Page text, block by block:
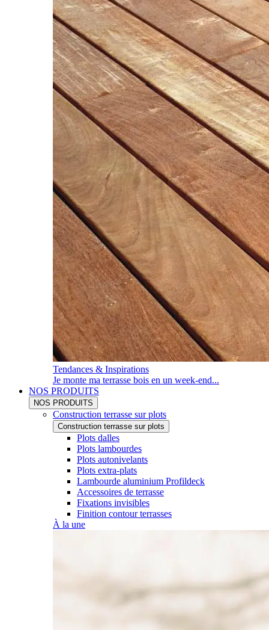
Tendances & Inspirations
Je monte ma terrasse bois en un week-end...
NOS PRODUITS
NOS PRODUITS
Construction terrasse sur plots
Construction terrasse sur plots
Plots dalles
Plots lambourdes
Plots autonivelants
Plots extra-plats
Lambourde aluminium Profildeck
Accessoires de terrasse
Fixations invisibles
Finition contour terrasses
À la une